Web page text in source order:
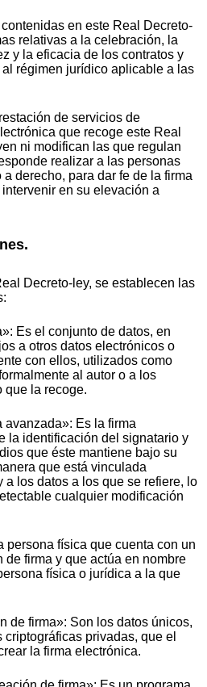
en este Real Decreto-
relativas a la celebración, la
y la eficacia de los contratos y
régimen jurídico aplicable a las
de servicios de
que recoge este Real
ni modifican las que regulan
realizar a las personas
derecho, para dar fe de la firma
en su elevación a
Decreto-ley, se establecen las
Es el conjunto de datos, en
a otros datos electrónicos o
con ellos, utilizados como
al autor o a los
que la recoge.
Es la firma
la identificación del signatario y
que éste mantiene bajo su
que está vinculada
a los datos a los que se refiere, lo
cualquier modificación
física que cuenta con un
firma y que actúa en nombre
física o jurídica a la que
firma»: Son los datos únicos,
privadas, que el
la firma electrónica.